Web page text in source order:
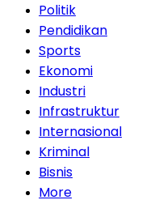
Politik
Pendidikan
Sports
Ekonomi
Industri
Infrastruktur
Internasional
Kriminal
Bisnis
More